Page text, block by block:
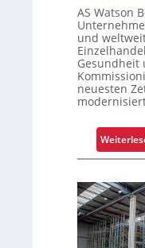
AS Watson
und
Gesundheit
neuesten